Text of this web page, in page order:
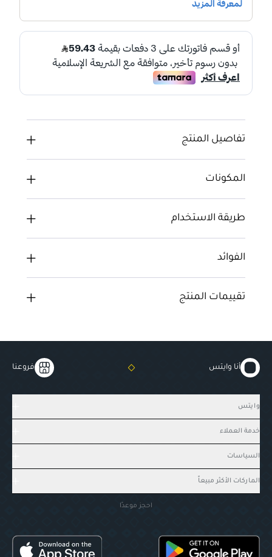
تفاصيل المنتج
المكونات
طريقة الاستخدام
الفوائد
تقييمات المنتج
أنا وايتس فروعنا
وايتس
خدمة العملاء
السياسات
الماركات الأكثر مبيعاً
احجز موعدًا